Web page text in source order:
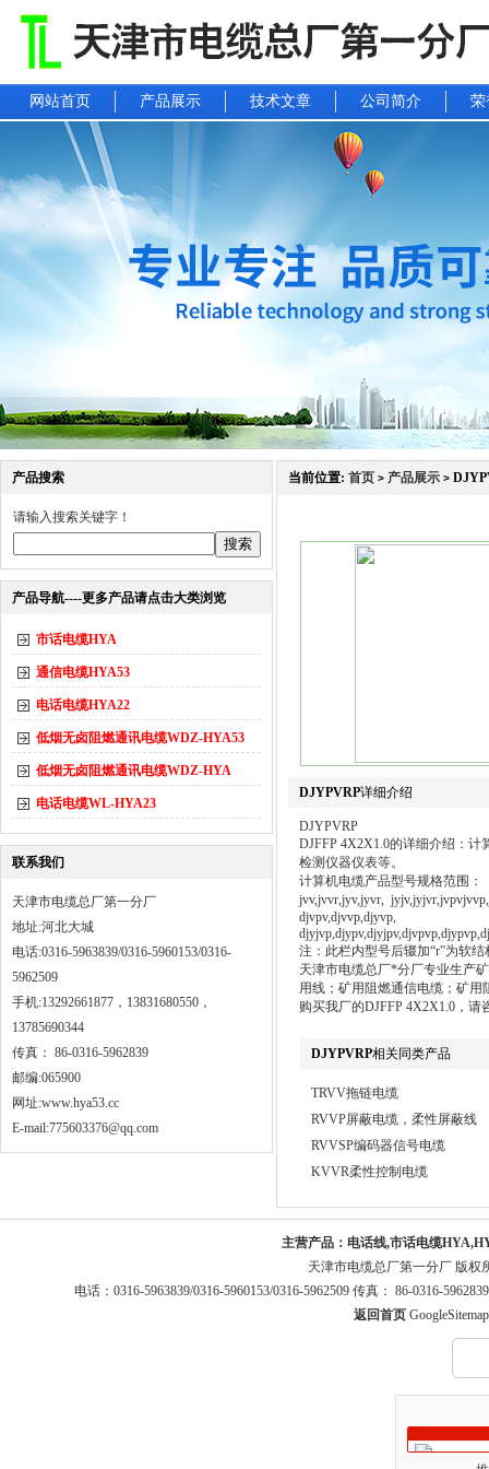
网站首页 产品展示 技术文章 公司简介 荣
产品搜索
请输入搜索关键字！
产品导航----更多产品请点击大类浏览
市话电缆HYA
通信电缆HYA53
电话电缆HYA22
低烟无卤阻燃通讯电缆WDZ-HYA53
低烟无卤阻燃通讯电缆WDZ-HYA
电话电缆WL-HYA23
联系我们
天津市电缆总厂第一分厂
地址:河北大城
电话:0316-5963839/0316-5960153/0316-
5962509
手机:13292661877，13831680550，
13785690344
传真： 86-0316-5962839
邮编:065900
网址:www.hya53.cc
E-mail:775603376@qq.com
当前位置: 首页 > 产品展示 >
DJYPVRP详细介绍
DJYPVRP
DJFFP 4X2X1.0的详细介绍：
检测仪器仪表等。
计算机电缆产品型号规格范围：
jvv,jvvr,jyv,jyvr,
djvpv,djvvp,djyvp,
注：此栏内型号后辍加“r”为软
天津市电缆总厂*分厂专业生产
用线；矿用阻燃通信电缆；矿用
购买我厂的DJFFP 4X2X1.0，请
DJYPVRP相关同类产品
TRVV拖链电缆
RVVP屏蔽电缆，柔性屏蔽线
RVVSP编码器信号电缆
KVVR柔性控制电缆
主营产品： 电话线,市话电缆
天津市电缆总厂第一分厂 版权
电话：0316-5963839/0316-5960153/0316-5962509 传真： 86-0316-
返回首页 GoogleSitemap